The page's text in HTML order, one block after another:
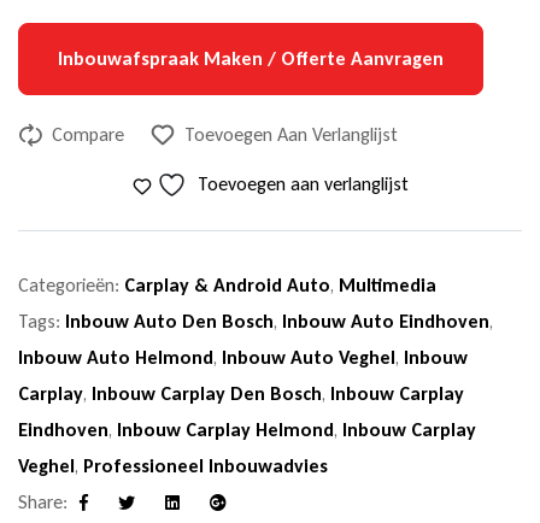
Inbouwafspraak Maken / Offerte Aanvragen
Compare Toevoegen Aan Verlanglijst
Toevoegen aan verlanglijst
Categorieën: Carplay & Android Auto, Multimedia
Tags: Inbouw Auto Den Bosch, Inbouw Auto Eindhoven,
Inbouw Auto Helmond, Inbouw Auto Veghel, Inbouw
Carplay, Inbouw Carplay Den Bosch, Inbouw Carplay
Eindhoven, Inbouw Carplay Helmond, Inbouw Carplay
Veghel, Professioneel Inbouwadvies
Share: